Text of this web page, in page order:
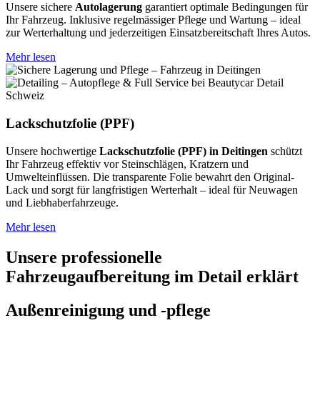
Unsere sichere Autolagerung garantiert optimale Bedingungen für
Ihr Fahrzeug. Inklusive regelmässiger Pflege und Wartung – ideal
zur Werterhaltung und jederzeitigen Einsatzbereitschaft Ihres Autos.
Mehr lesen
Lackschutzfolie (PPF)
Unsere hochwertige Lackschutzfolie (PPF) in Deitingen schützt
Ihr Fahrzeug effektiv vor Steinschlägen, Kratzern und
Umwelteinflüssen. Die transparente Folie bewahrt den Original-
Lack und sorgt für langfristigen Werterhalt – ideal für Neuwagen
und Liebhaberfahrzeuge.
Mehr lesen
Unsere professionelle
Fahrzeugaufbereitung im Detail erklärt
Außenreinigung und -pflege